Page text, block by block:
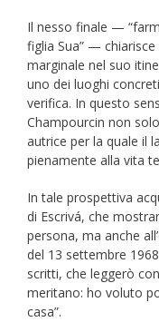
Il nesso finale —
figlia Sua” —
marginale nel suo
uno dei luoghi
verifica. In questo
Champourcin non
autrice per la quale il
pienamente alla vita
In tale prospettiva
di Escrivá, che
persona, ma anche
del 13 settembre
scritti, che leggerò
meritano: ho voluto
casa”.